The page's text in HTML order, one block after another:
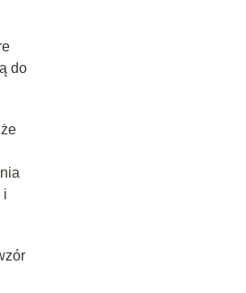
do
i